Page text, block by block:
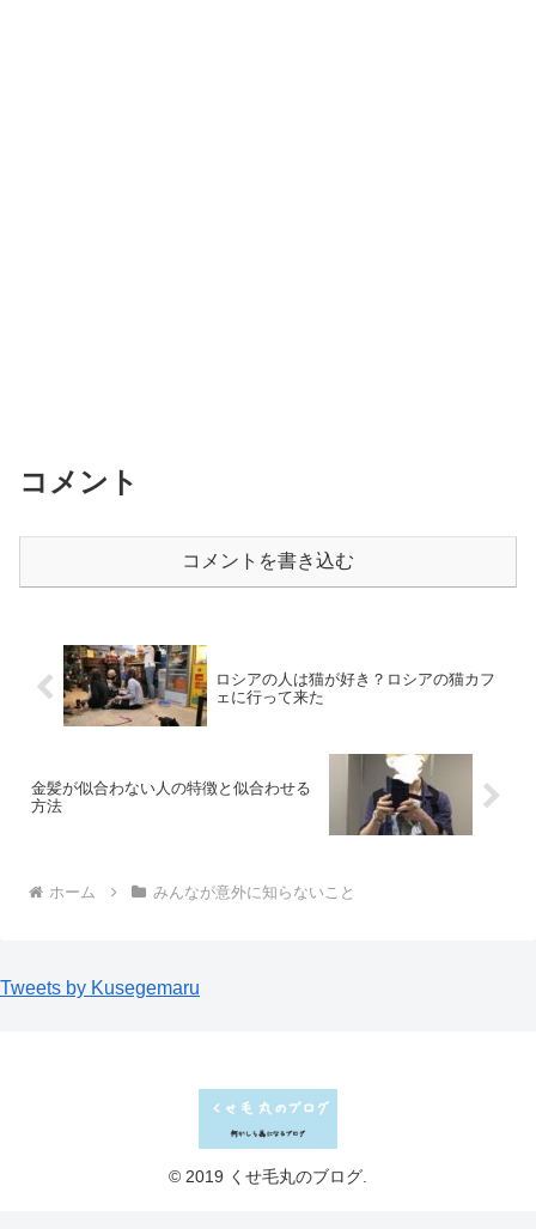
コメント
コメントを書き込む
ロシアの人は猫が好き？ロシアの猫カフ
ェに行って来た
金髪が似合わない人の特徴と似合わせる
方法
ホーム みんなが意外に知らないこと
Tweets by Kusegemaru
© 2019 くせ毛丸のブログ.